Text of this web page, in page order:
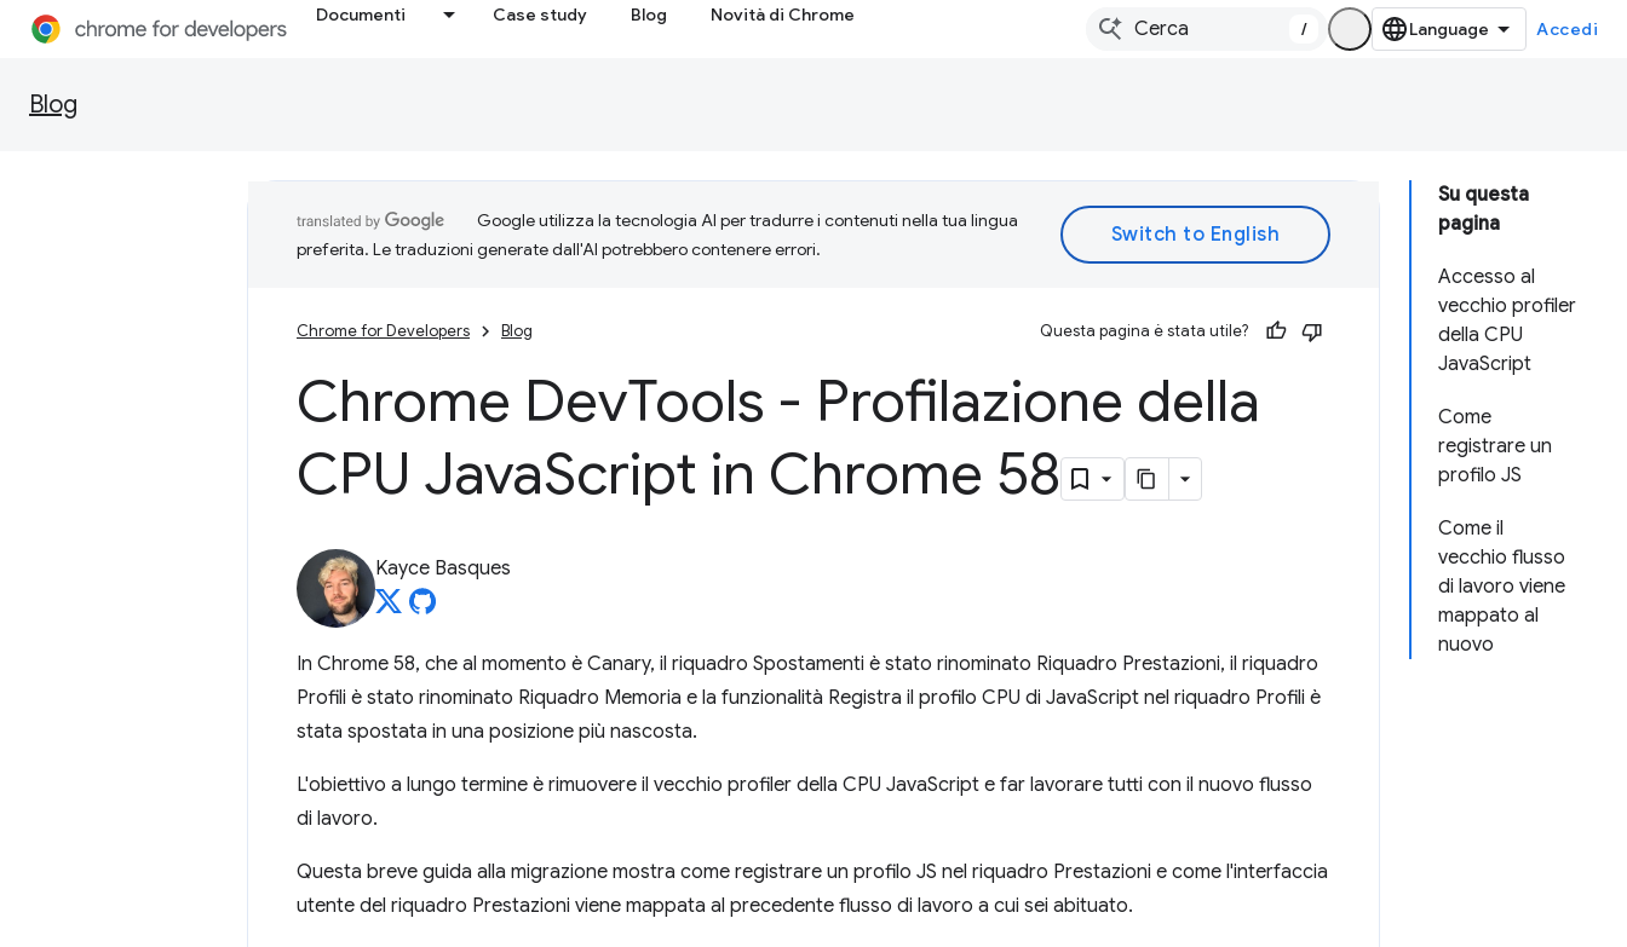
Documenti Case study Blog Novità di Chrome
/ Accedi
Blog
Su questa
pagina
Accesso al
vecchio profiler
della CPU
JavaScript
Come
registrare un
profilo JS
Come il
vecchio flusso
di lavoro viene
mappato al
nuovo
Google utilizza la tecnologia AI per tradurre i contenuti nella tua lingua
preferita. Le traduzioni generate dall'AI potrebbero contenere errori.
Chrome for Developers Blog Questa pagina è stata utile?
Chrome DevTools - Profilazione della
CPU JavaScript in Chrome 58
Kayce Basques
In Chrome 58, che al momento è Canary, il riquadro Spostamenti è stato rinominato Riquadro Prestazioni, il riquadro
Profili è stato rinominato Riquadro Memoria e la funzionalità Registra il profilo CPU di JavaScript nel riquadro Profili è
stata spostata in una posizione più nascosta.
L'obiettivo a lungo termine è rimuovere il vecchio profiler della CPU JavaScript e far lavorare tutti con il nuovo flusso
di lavoro.
Questa breve guida alla migrazione mostra come registrare un profilo JS nel riquadro Prestazioni e come l'interfaccia
utente del riquadro Prestazioni viene mappata al precedente flusso di lavoro a cui sei abituato.